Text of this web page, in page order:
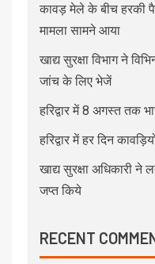
कावड़ मेले के बीच हरकी
मामला सामने आया
खाद्य सुरक्षा विभाग ने
जांच के लिए भेजें
हरिद्वार में 8 अगस्त तक
हरिद्वार में हर दिन
खाद्य सुरक्षा अधिकारी ने
जप्त किये
RECENT